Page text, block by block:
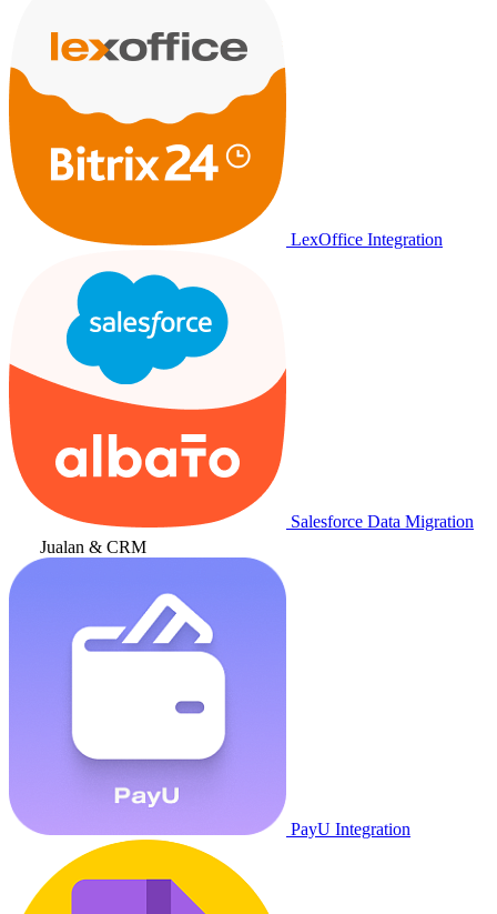
LexOffice Integration
Salesforce Data Migration
Jualan & CRM
PayU Integration